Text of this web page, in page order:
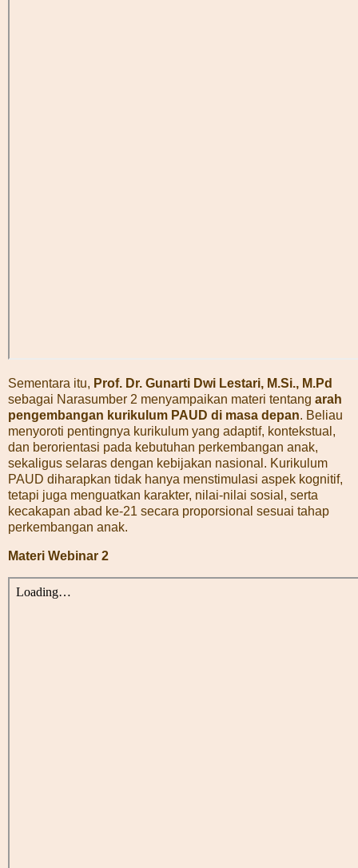
Sementara itu, Prof. Dr. Gunarti Dwi Lestari, M.Si., M.Pd
sebagai Narasumber 2 menyampaikan materi tentang arah
pengembangan kurikulum PAUD di masa depan. Beliau
menyoroti pentingnya kurikulum yang adaptif, kontekstual,
dan berorientasi pada kebutuhan perkembangan anak,
sekaligus selaras dengan kebijakan nasional. Kurikulum
PAUD diharapkan tidak hanya menstimulasi aspek kognitif,
tetapi juga menguatkan karakter, nilai-nilai sosial, serta
kecakapan abad ke-21 secara proporsional sesuai tahap
perkembangan anak.
Materi Webinar 2